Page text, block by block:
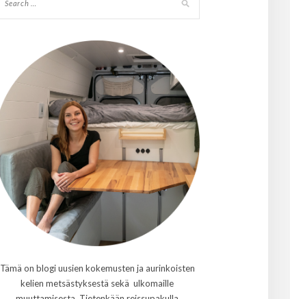
Tämä on blogi uusien kokemusten ja aurinkoisten
kelien metsästyksestä sekä ulkomaille